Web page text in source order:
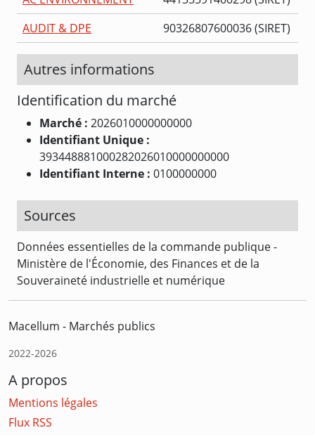
AUDIT & DPE
90326807600036 (SIRET)
Autres informations
Identification du marché
Marché : 2026010000000000
Identifiant Unique :
393448881000282026010000000000
Identifiant Interne : 0100000000
Sources
Données essentielles de la commande publique -
Ministère de l'Économie, des Finances et de la
Souveraineté industrielle et numérique
Macellum - Marchés publics
2022-2026
A propos
Mentions légales
Flux RSS